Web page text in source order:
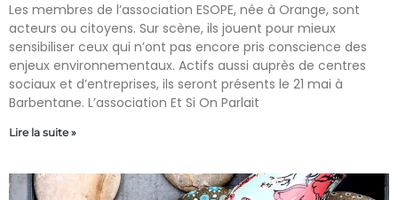
Les membres de l’association ESOPE, née à Orange, sont
acteurs ou citoyens. Sur scène, ils jouent pour mieux
sensibiliser ceux qui n’ont pas encore pris conscience des
enjeux environnementaux. Actifs aussi auprès de centres
sociaux et d’entreprises, ils seront présents le 21 mai à
Barbentane. L’association Et Si On Parlait
Lire la suite »